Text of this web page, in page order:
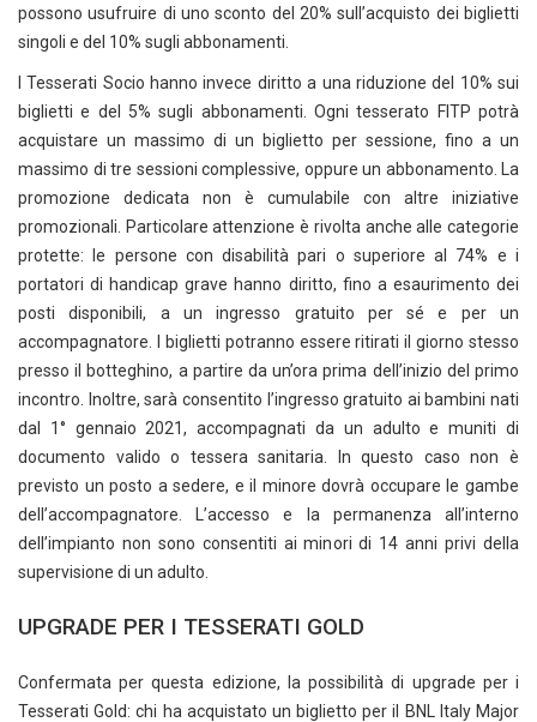
possono usufruire di uno sconto del 20% sull’acquisto dei biglietti
singoli e del 10% sugli abbonamenti.
I Tesserati Socio hanno invece diritto a una riduzione del 10% sui
biglietti e del 5% sugli abbonamenti. Ogni tesserato FITP potrà
acquistare un massimo di un biglietto per sessione, fino a un
massimo di tre sessioni complessive, oppure un abbonamento. La
promozione dedicata non è cumulabile con altre iniziative
promozionali. Particolare attenzione è rivolta anche alle categorie
protette: le persone con disabilità pari o superiore al 74% e i
portatori di handicap grave hanno diritto, fino a esaurimento dei
posti disponibili, a un ingresso gratuito per sé e per un
accompagnatore. I biglietti potranno essere ritirati il giorno stesso
presso il botteghino, a partire da un’ora prima dell’inizio del primo
incontro. Inoltre, sarà consentito l’ingresso gratuito ai bambini nati
dal 1° gennaio 2021, accompagnati da un adulto e muniti di
documento valido o tessera sanitaria. In questo caso non è
previsto un posto a sedere, e il minore dovrà occupare le gambe
dell’accompagnatore. L’accesso e la permanenza all’interno
dell’impianto non sono consentiti ai minori di 14 anni privi della
supervisione di un adulto.
UPGRADE PER I TESSERATI GOLD
Confermata per questa edizione, la possibilità di upgrade per i
Tesserati Gold: chi ha acquistato un biglietto per il BNL Italy Major